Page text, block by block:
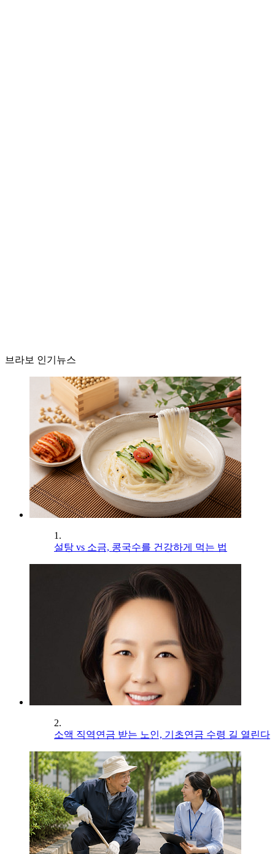
브라보 인기뉴스
1.
설탕 vs 소금, 콩국수를 건강하게 먹는 법
2.
소액 직역연금 받는 노인, 기초연금 수령 길 열린다